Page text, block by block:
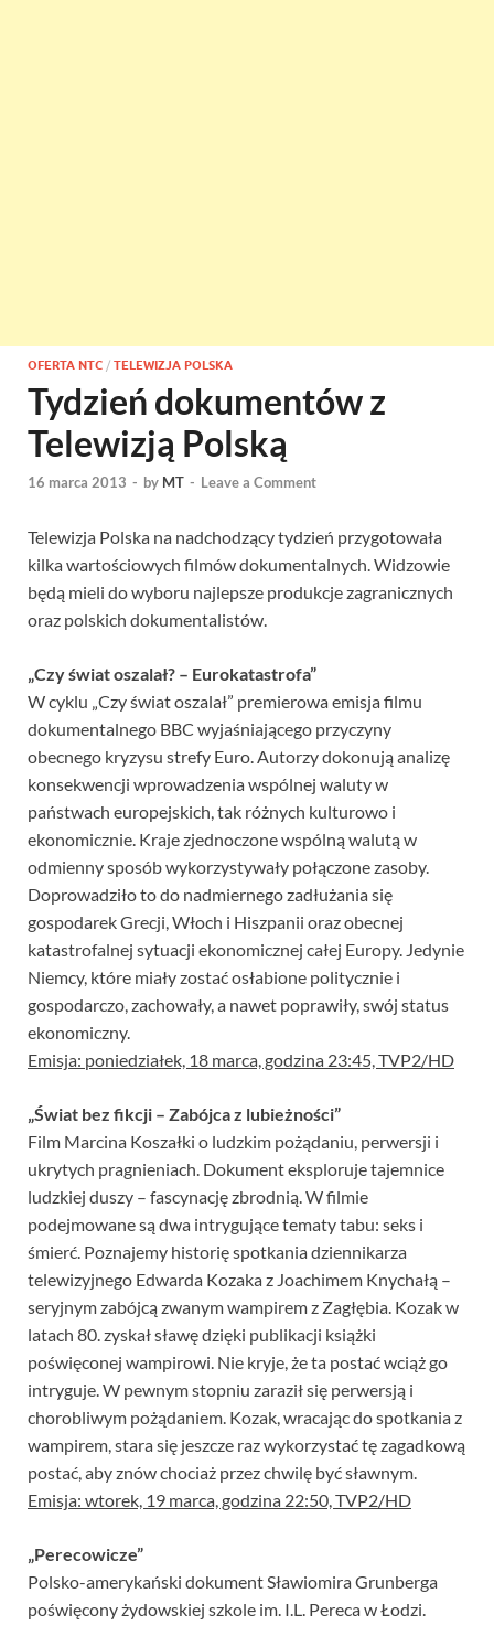
OFERTA NTC / TELEWIZJA POLSKA
Tydzień dokumentów z
Telewizją Polską
16 marca 2013 - by MT - Leave a Comment
Telewizja Polska na nadchodzący tydzień przygotowała
kilka wartościowych filmów dokumentalnych. Widzowie
będą mieli do wyboru najlepsze produkcje zagranicznych
oraz polskich dokumentalistów.
„Czy świat oszalał? – Eurokatastrofa”
W cyklu „Czy świat oszalał” premierowa emisja filmu
dokumentalnego BBC wyjaśniającego przyczyny
obecnego kryzysu strefy Euro. Autorzy dokonują analizę
konsekwencji wprowadzenia wspólnej waluty w
państwach europejskich, tak różnych kulturowo i
ekonomicznie. Kraje zjednoczone wspólną walutą w
odmienny sposób wykorzystywały połączone zasoby.
Doprowadziło to do nadmiernego zadłużania się
gospodarek Grecji, Włoch i Hiszpanii oraz obecnej
katastrofalnej sytuacji ekonomicznej całej Europy. Jedynie
Niemcy, które miały zostać osłabione politycznie i
gospodarczo, zachowały, a nawet poprawiły, swój status
ekonomiczny.
Emisja: poniedziałek, 18 marca, godzina 23:45, TVP2/HD
„Świat bez fikcji – Zabójca z lubieżności”
Film Marcina Koszałki o ludzkim pożądaniu, perwersji i
ukrytych pragnieniach. Dokument eksploruje tajemnice
ludzkiej duszy – fascynację zbrodnią. W filmie
podejmowane są dwa intrygujące tematy tabu: seks i
śmierć. Poznajemy historię spotkania dziennikarza
telewizyjnego Edwarda Kozaka z Joachimem Knychałą –
seryjnym zabójcą zwanym wampirem z Zagłębia. Kozak w
latach 80. zyskał sławę dzięki publikacji książki
poświęconej wampirowi. Nie kryje, że ta postać wciąż go
intryguje. W pewnym stopniu zaraził się perwersją i
chorobliwym pożądaniem. Kozak, wracając do spotkania z
wampirem, stara się jeszcze raz wykorzystać tę zagadkową
postać, aby znów chociaż przez chwilę być sławnym.
Emisja: wtorek, 19 marca, godzina 22:50, TVP2/HD
„Perecowicze”
Polsko-amerykański dokument Sławiomira Grunberga
poświęcony żydowskiej szkole im. I.L. Pereca w Łodzi.